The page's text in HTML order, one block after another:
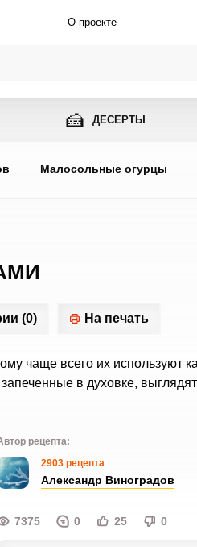
О проекте
🍰 ДЕСЕРТЫ
Малосольные огурцы
(0) На печать
чаще всего их используют
в духовке, выглядят
рецепта:
2903 рецепта
Александр Виноградов
7375 0 25 0